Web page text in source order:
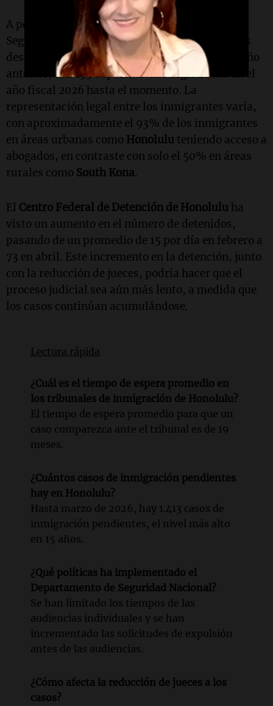
A pesar de las políticas del Departamento de
Seguridad Nacional, las cifras de deportaciones
desde
Hawáise mantienen similares a las del año
anterior, con 153 deportaciones registradas en el
año fiscal 2026 hasta el momento. La
representación legal entre los inmigrantes varía,
con aproximadamente el 93% de los inmigrantes
en áreas urbanas como Honolulu teniendo acceso a
abogados, en contraste con solo el 50% en áreas
rurales como South Kona.
El Centro Federal de Detención de Honolulu ha
visto un aumento en el número de detenidos,
pasando de un promedio de 15 por día en febrero a
73 en abril. Este incremento en la detención, junto
con la reducción de jueces, podría hacer que el
proceso judicial sea aún más lento, a medida que
los casos continúan acumulándose.
Lectura rápida
¿Cuál es el tiempo de espera promedio en
los tribunales de inmigración de Honolulu?
El tiempo de espera promedio para que un
caso comparezca ante el tribunal es de 19
meses.
¿Cuántos casos de inmigración pendientes
hay en Honolulu?
Hasta marzo de 2026, hay 1.413 casos de
inmigración pendientes, el nivel más alto
en 15 años.
¿Qué políticas ha implementado el
Departamento de Seguridad Nacional?
Se han limitado los tiempos de las
audiencias individuales y se han
incrementado las solicitudes de expulsión
antes de las audiencias.
¿Cómo afecta la reducción de jueces a los
casos?